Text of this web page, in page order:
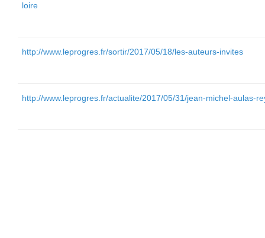
loire
http://www.leprogres.fr/sortir/2017/05/18/les-auteurs-invites
http://www.leprogres.fr/actualite/2017/05/31/jean-michel-aulas-